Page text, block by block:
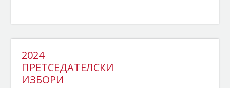
2024
ПРЕТСЕДАТЕЛСКИ
ИЗБОРИ